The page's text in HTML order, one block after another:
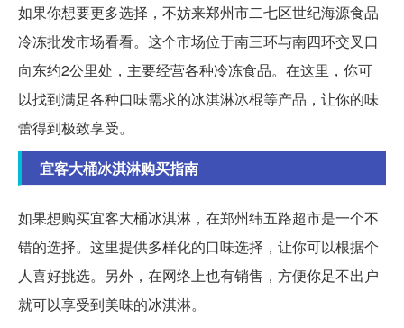
如果你想要更多选择，不妨来郑州市二七区世纪海源食品
冷冻批发市场看看。这个市场位于南三环与南四环交叉口
向东约2公里处，主要经营各种冷冻食品。在这里，你可
以找到满足各种口味需求的冰淇淋冰棍等产品，让你的味
蕾得到极致享受。
宜客大桶冰淇淋购买指南
如果想购买宜客大桶冰淇淋，在郑州纬五路超市是一个不
错的选择。这里提供多样化的口味选择，让你可以根据个
人喜好挑选。另外，在网络上也有销售，方便你足不出户
就可以享受到美味的冰淇淋。